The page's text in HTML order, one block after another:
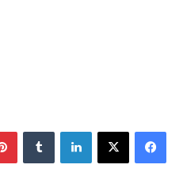
فيسبوك لينكدإن